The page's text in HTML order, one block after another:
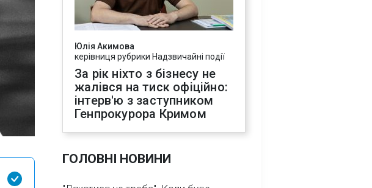
Юлія Акимова
керівниця рубрики Надзвичайні події
За рік ніхто з бізнесу не
жалівся на тиск офіційно:
інтерв'ю з заступником
Генпрокурора Кримом
ГОЛОВНІ НОВИНИ